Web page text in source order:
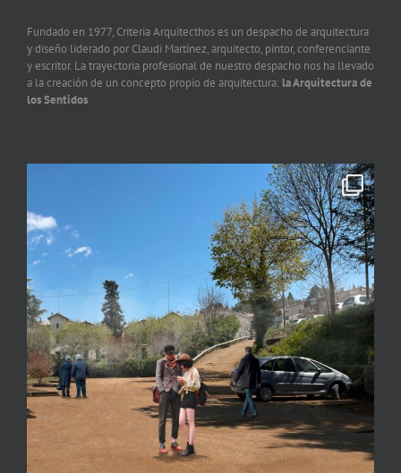
Fundado en 1977, Criteria Arquitecthos es un despacho de arquitectura
y diseño liderado por Claudi Martínez, arquitecto, pintor, conferenciante
y escritor. La trayectoria profesional de nuestro despacho nos ha llevado
a la creación de un concepto propio de arquitectura: la Arquitectura de
los Sentidos